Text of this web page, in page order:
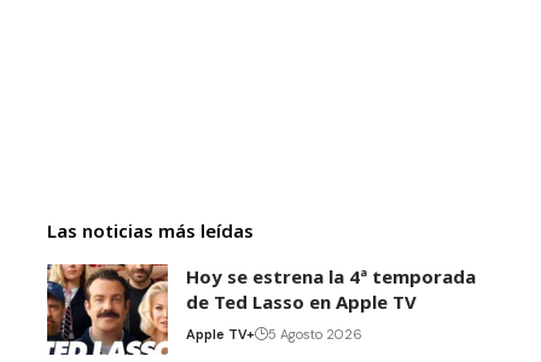
Las noticias más leídas
Hoy se estrena la 4ª temporada
de Ted Lasso en Apple TV
Apple TV+ 5 Agosto 2026